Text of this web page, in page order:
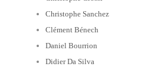
Christophe Sanchez
Clément Bénech
Daniel Bourrion
Didier Da Silva